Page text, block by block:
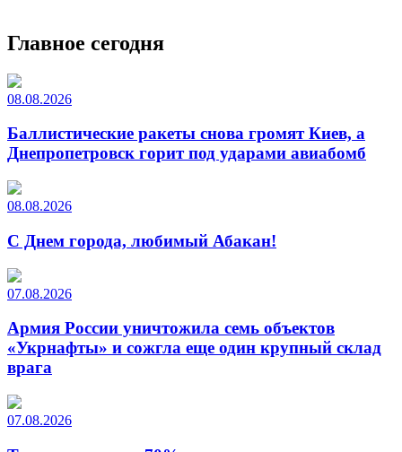
Главное сегодня
08.08.2026
Баллистические ракеты снова громят Киев, а
Днепропетровск горит под ударами авиабомб
08.08.2026
С Днем города, любимый Абакан!
07.08.2026
Армия России уничтожила семь объектов
«Укрнафты» и сожгла еще один крупный склад
врага
07.08.2026